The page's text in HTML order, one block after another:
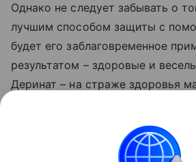
Однако не следует забывать о
лучшим способом защиты с
будет его заблаговременное
результатом – здоровые и
Деринат – на страже здоровья
на правах рекламы